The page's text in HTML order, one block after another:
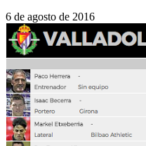
6 de agosto de 2016